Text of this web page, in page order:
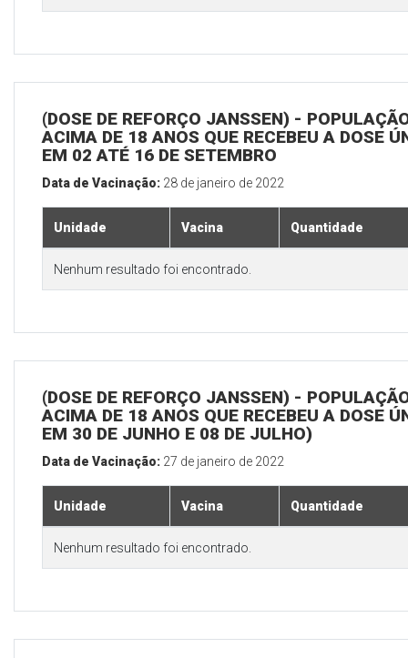
(DOSE DE REFORÇO JANSSEN) -
ACIMA DE 18 ANOS QUE RECEBEU A DOSE
EM 02 ATÉ 16 DE SETEMBRO
Data de Vacinação: 28 de janeiro de 2022
Unidade Vacina Quantidade
Nenhum resultado foi encontrado.
(DOSE DE REFORÇO JANSSEN) -
ACIMA DE 18 ANOS QUE RECEBEU A DOSE
EM 30 DE JUNHO E 08 DE JULHO)
Data de Vacinação: 27 de janeiro de 2022
Unidade Vacina Quantidade
Nenhum resultado foi encontrado.